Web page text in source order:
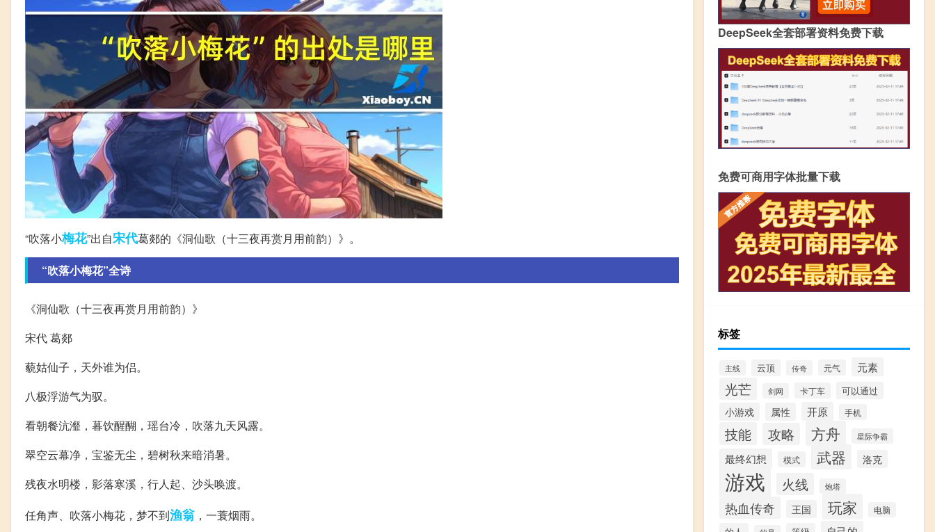
“吹落小梅花”出自宋代葛郯的《洞仙歌（十三夜再赏月用前韵）》。
“吹落小梅花”全诗
《洞仙歌（十三夜再赏月用前韵）》
宋代 葛郯
藐姑仙子，天外谁为侣。
八极浮游气为驭。
看朝餐沆瀣，暮饮醒醐，瑶台冷，吹落九天风露。
翠空云幕净，宝鉴无尘，碧树秋来暗消暑。
残夜水明楼，影落寒溪，行人起、沙头唤渡。
任角声、吹落小梅花，梦不到渔翁 ，一蓑烟雨。
DeepSeek全套部署资料免费下载
免费可商用字体批量下载
标签
主线 云顶 传奇 元气 元素
光芒 剑网 卡丁车 可以通过
小游戏 属性 开原 手机
技能 攻略 方舟 星际争霸
最终幻想 模式 武器 洛克
游戏 火线 炮塔
热血传奇 王国 玩家 电脑